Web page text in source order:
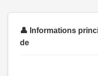
👤 Informations
de